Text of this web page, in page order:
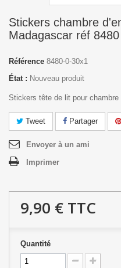
Stickers chambre
Madagascar réf 8480
Référence 8480-0-30x1
État : Nouveau produit
Stickers tête de lit pour
Tweet Partager
Envoyer à un ami
Imprimer
9,90 € TTC
Quantité